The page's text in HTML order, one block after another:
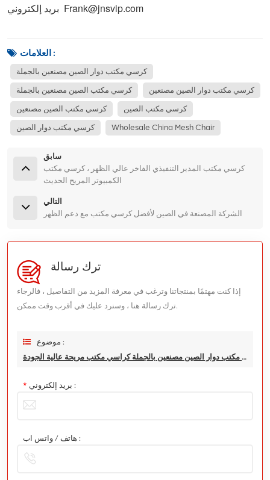
Frank@jnsvip.com
العلامات :
كرسي مكتب دوار الصين مصنعين بالجملة
كرسي مكتب الصين مصنعين بالجملة كرسي مكتب دوار الصين مصنعين
كرسي مكتب الصين مصنعين كرسي مكتب الصين
كرسي مكتب دوار الصين Wholesale China Mesh Chair
سابق
كرسي مكتب المدير التنفيذي الفاخر عالي الظهر ، كرسي مكتب
الكمبيوتر المريح الحديث
التالي
الشركة المصنعة في الصين لأفضل كرسي مكتب مع دعم الظهر
ترك رسالة
إذا كنت مهتمًا بمنتجاتنا وترغب في معرفة المزيد من التفاصيل ، فالرجاء
ترك رسالة هنا ، وسنرد عليك في أقرب وقت ممكن.
موضوع :
كرسي مكتب دوار الصين مصنعين بالجملة كراسي مكتب مريحة عالية الجودة
* بريد إلكتروني :
هاتف / واتس اب :